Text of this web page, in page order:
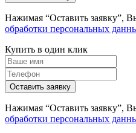
Нажимая “Оставить заявку”,
обработки персональных
Купить в один клик
Нажимая “Оставить заявку”,
обработки персональных